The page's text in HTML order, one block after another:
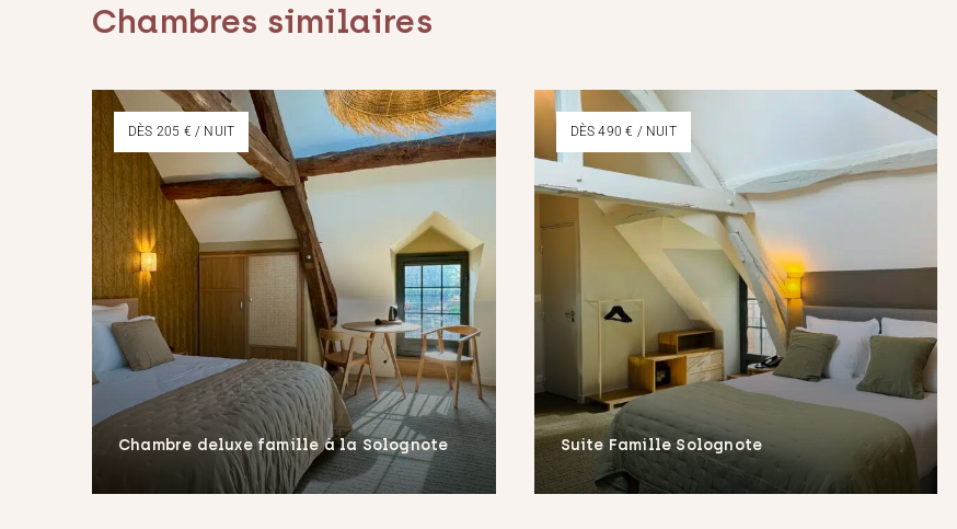
Chambres similaires
DÈS 205 € / NUIT
Chambre deluxe famille à la Solognote
En savoir plus
DÈS 490 € / NUIT
Suite Famille Solognote
En savoir plus